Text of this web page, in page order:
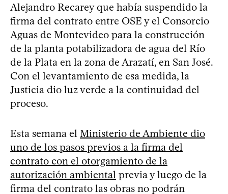
Alejandro Recarey que había suspendido la
firma del contrato entre OSE y el Consorcio
Aguas de Montevideo para la construcción
de la planta potabilizadora de agua del Río
de la Plata en la zona de Arazatí, en San José.
Con el levantamiento de esa medida, la
Justicia dio luz verde a la continuidad del
proceso.
Esta semana el Ministerio de Ambiente dio
uno de los pasos previos a la firma del
contrato con el otorgamiento de la
autorización ambiental previa y luego de la
firma del contrato las obras no podrán